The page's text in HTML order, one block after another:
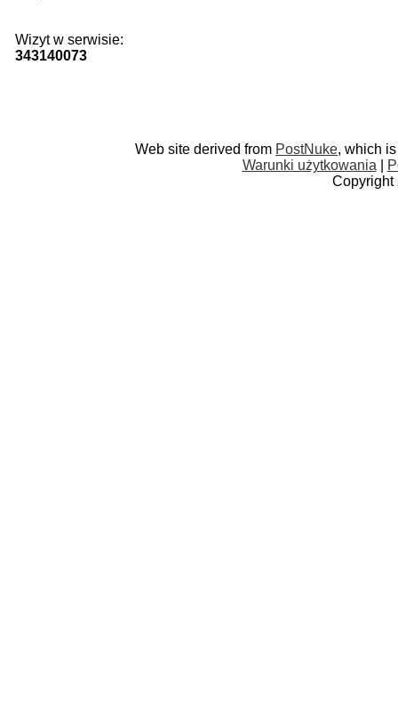
Wizyt w serwisie:
343140073
Web site derived from PostNuke, which
Warunki użytkowania
Copyright